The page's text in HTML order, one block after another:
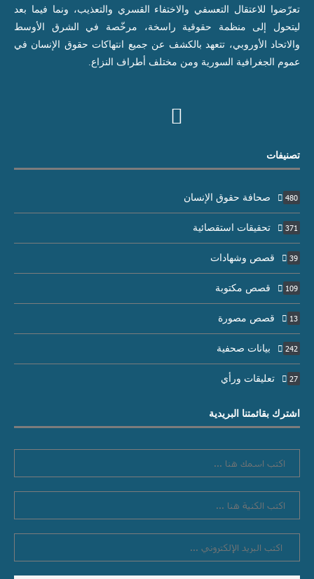
تعرّضوا للاعتقال التعسفي والاختفاء القسري والتعذيب، ونما فيما بعد
ليتحول إلى منظمة حقوقية راسخة، مرخّصة في الشرق الأوسط
والاتحاد الأوروبي، تتعهد بالكشف عن جميع انتهاكات حقوق الإنسان في
عموم الجغرافية السورية ومن مختلف أطراف النزاع.
تصنيفات
صحافة حقوق الإنسان 480
تحقيقات استقصائية 371
قصص وشهادات 39
قصص مكتوبة 109
قصص مصورة 13
بيانات صحفية 242
تعليقات ورأي 27
اشترك بقائمتنا البريدية